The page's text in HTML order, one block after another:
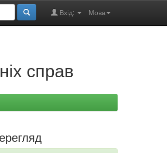
Мова
Вхід:
справ